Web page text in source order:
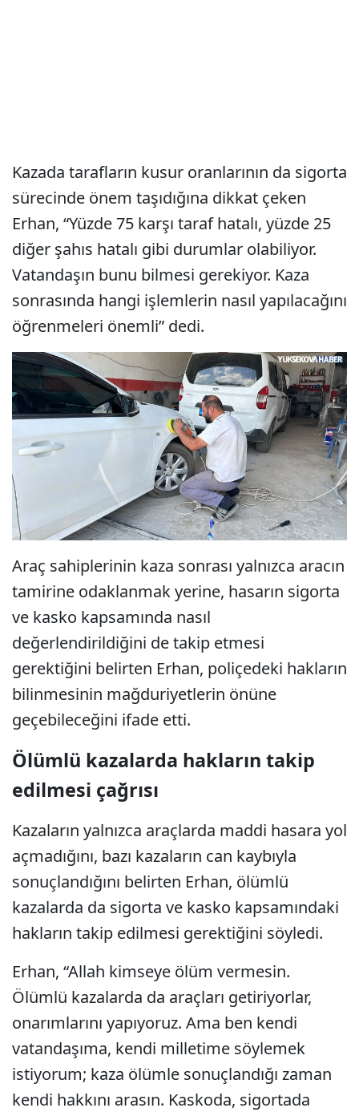
Kazada tarafların kusur oranlarının da sigorta
sürecinde önem taşıdığına dikkat çeken
Erhan, “Yüzde 75 karşı taraf hatalı, yüzde 25
diğer şahıs hatalı gibi durumlar olabiliyor.
Vatandaşın bunu bilmesi gerekiyor. Kaza
sonrasında hangi işlemlerin nasıl yapılacağını
öğrenmeleri önemli” dedi.
Araç sahiplerinin kaza sonrası yalnızca aracın
tamirine odaklanmak yerine, hasarın sigorta
ve kasko kapsamında nasıl
değerlendirildiğini de takip etmesi
gerektiğini belirten Erhan, poliçedeki hakların
bilinmesinin mağduriyetlerin önüne
geçebileceğini ifade etti.
Ölümlü kazalarda hakların takip
edilmesi çağrısı
Kazaların yalnızca araçlarda maddi hasara yol
açmadığını, bazı kazaların can kaybıyla
sonuçlandığını belirten Erhan, ölümlü
kazalarda da sigorta ve kasko kapsamındaki
hakların takip edilmesi gerektiğini söyledi.
Erhan, “Allah kimseye ölüm vermesin.
Ölümlü kazalarda da araçları getiriyorlar,
onarımlarını yapıyoruz. Ama ben kendi
vatandaşıma, kendi milletime söylemek
istiyorum; kaza ölümle sonuçlandığı zaman
kendi hakkını arasın. Kaskoda, sigortada